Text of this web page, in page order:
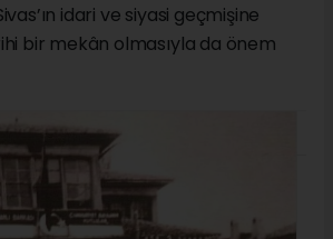
idari ve siyasi geçmişine
bir mekân olmasıyla da önem